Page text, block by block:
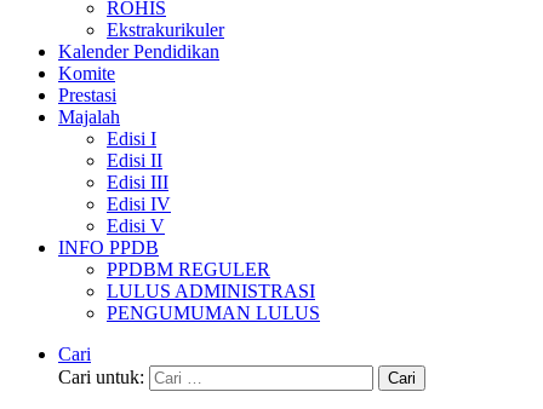
ROHIS
Ekstrakurikuler
Kalender Pendidikan
Komite
Prestasi
Majalah
Edisi I
Edisi II
Edisi III
Edisi IV
Edisi V
INFO PPDB
PPDBM REGULER
LULUS ADMINISTRASI
PENGUMUMAN LULUS
Cari
Cari untuk: